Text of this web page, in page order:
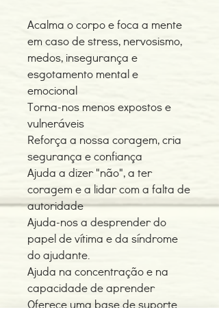
Acalma o corpo e foca a mente
em caso de stress, nervosismo,
medos, insegurança e
esgotamento mental e
emocional
Torna-nos menos expostos e
vulneráveis
Reforça a nossa coragem, cria
segurança e confiança
Ajuda a dizer "não", a ter
coragem e a lidar com a falta de
autoridade
Ajuda-nos a desprender do
papel de vítima e da síndrome
do ajudante.
Ajuda na concentração e na
capacidade de aprender
Oferece uma base de suporte